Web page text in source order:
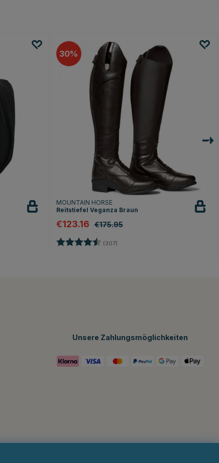
30
MOUNTAIN HORSE
Reitstiefel Veganza Braun
€123.16 €175.95
Bewertung: (307)
Unsere Zahlungsmöglichkeiten